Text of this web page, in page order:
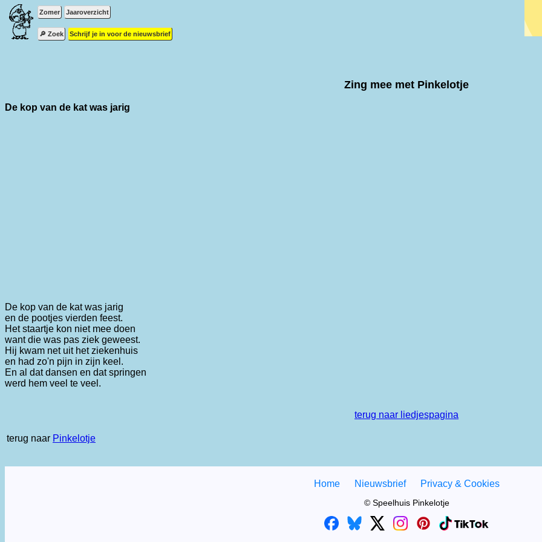
Zomer Jaaroverzicht
🔎 Zoek Schrijf je in voor de nieuwsbrief
Zing mee met Pinkelotje
De kop van de kat was jarig
De kop van de kat was jarig
en de pootjes vierden feest.
Het staartje kon niet mee doen
want die was pas ziek geweest.
Hij kwam net uit het ziekenhuis
en had zo'n pijn in zijn keel.
En al dat dansen en dat springen
werd hem veel te veel.
terug naar liedjespagina
terug naar Pinkelotje
Home Nieuwsbrief Privacy & Cookies
© Speelhuis Pinkelotje